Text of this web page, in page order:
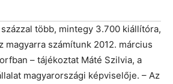
több, mintegy 3.700 kiállítóra,
magyarra számítunk 2012. március
– tájékoztat Máté Szilvia, a
magyarországi képviselője. – Az